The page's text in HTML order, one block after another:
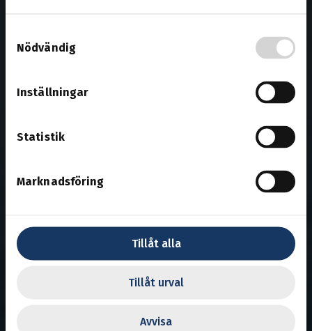
Nödvändig
Inställningar
Statistik
Marknadsföring
Tillåt alla
Tillåt urval
Avvisa